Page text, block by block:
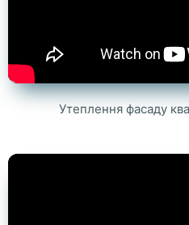
Утеплення фасаду